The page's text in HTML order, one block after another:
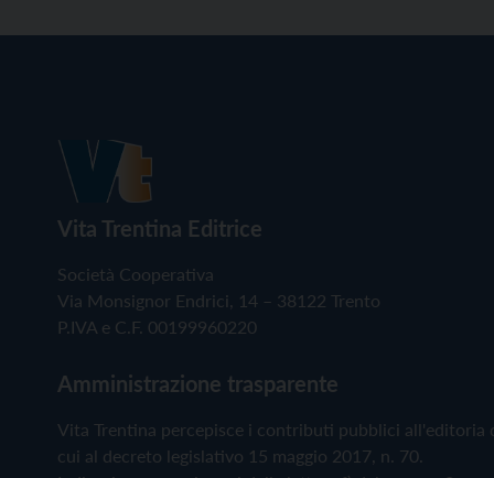
Vita Trentina Editrice
Società Cooperativa
Via Monsignor Endrici, 14 – 38122 Trento
P.IVA e C.F. 00199960220
Amministrazione trasparente
Vita Trentina percepisce i contributi pubblici all'editoria
cui al decreto legislativo 15 maggio 2017, n. 70.